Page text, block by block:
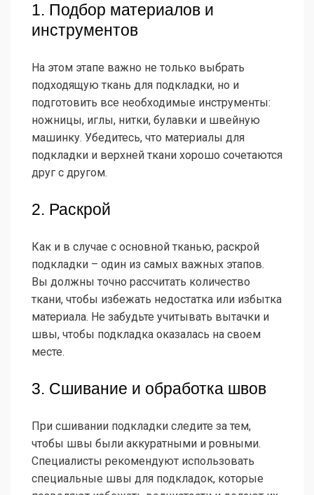
1. Подбор материалов и
инструментов
На этом этапе важно не только выбрать
подходящую ткань для подкладки, но и
подготовить все необходимые инструменты:
ножницы, иглы, нитки, булавки и швейную
машинку. Убедитесь, что материалы для
подкладки и верхней ткани хорошо сочетаются
друг с другом.
2. Раскрой
Как и в случае с основной тканью, раскрой
подкладки – один из самых важных этапов.
Вы должны точно рассчитать количество
ткани, чтобы избежать недостатка или избытка
материала. Не забудьте учитывать вытачки и
швы, чтобы подкладка оказалась на своем
месте.
3. Сшивание и обработка швов
При сшивании подкладки следите за тем,
чтобы швы были аккуратными и ровными.
Специалисты рекомендуют использовать
специальные швы для подкладок, которые